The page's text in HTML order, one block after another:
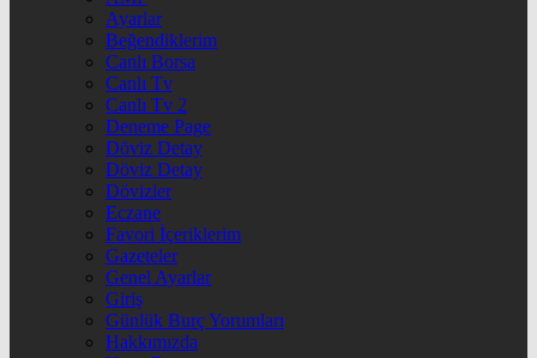
Ayarlar
Beğendiklerim
Canlı Borsa
Canlı Tv
Canlı Tv 2
Deneme Page
Döviz Detay
Döviz Detay
Dövizler
Eczane
Favori İçeriklerim
Gazeteler
Genel Ayarlar
Giriş
Günlük Burç Yorumları
Hakkımızda